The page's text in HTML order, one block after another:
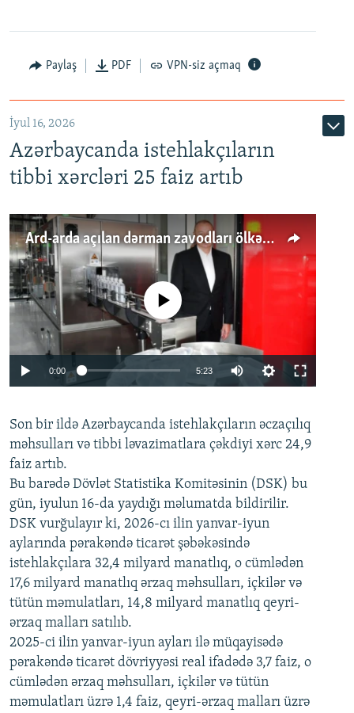
Paylaş PDF VPN-siz açmaq
İyul 16, 2026
Azərbaycanda istehlakçıların
tibbi xərcləri 25 faiz artıb
Ard-arda açılan dərman zavodları ölkənin tələbatını ödəyirmi?
Auto 240p 360p 480p
720p 1080p
No media source currently available
0:00 5:23
360p
480p
720p
1080p
Son bir ildə Azərbaycanda istehlakçıların əczaçılıq
məhsulları və tibbi ləvazimatlara çəkdiyi xərc 24,9
faiz artıb.
Bu barədə Dövlət Statistika Komitəsinin (DSK) bu
gün, iyulun 16-da yaydığı məlumatda bildirilir.
DSK vurğulayır ki, 2026-cı ilin yanvar-iyun
aylarında pərakəndə ticarət şəbəkəsində
istehlakçılara 32,4 milyard manatlıq, o cümlədən
17,6 milyard manatlıq ərzaq məhsulları, içkilər və
tütün məmulatları, 14,8 milyard manatlıq qeyri-
ərzaq malları satılıb.
2025-ci ilin yanvar-iyun ayları ilə müqayisədə
pərakəndə ticarət dövriyyəsi real ifadədə 3,7 faiz, o
cümlədən ərzaq məhsulları, içkilər və tütün
məmulatları üzrə 1,4 faiz, qeyri-ərzaq malları üzrə